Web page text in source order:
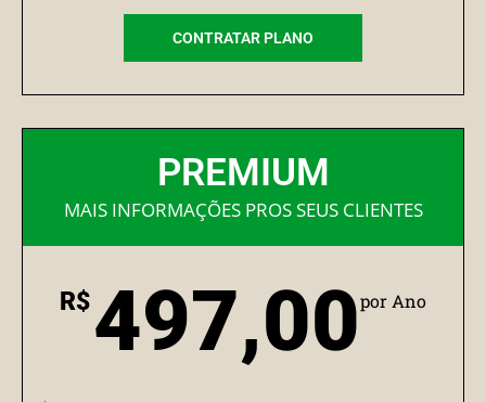
CONTRATAR PLANO
PREMIUM
MAIS INFORMAÇÕES PROS SEUS CLIENTES
R$497,00por Ano